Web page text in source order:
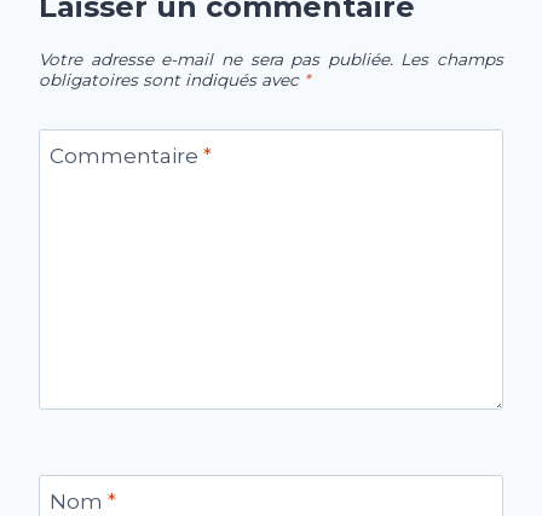
Votre adresse e-mail ne sera pas publiée. Les champs
obligatoires sont indiqués avec *
Commentaire *
Nom *